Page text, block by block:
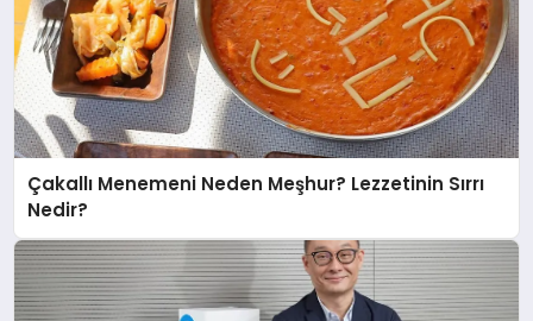
Çakallı Menemeni Neden Meşhur? Lezzetinin Sırrı
Nedir?